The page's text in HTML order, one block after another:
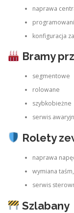
naprawa
konfiguracja
Bramy
segmentowe
rolowane
szybkobieżne
serwis
Rolety
naprawa
wymiana
serwis
Szlabany